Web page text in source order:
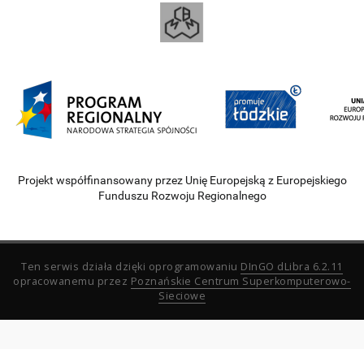
Projekt współfinansowany przez Unię Europejską z Europejskiego
Funduszu Rozwoju Regionalnego
Ten serwis działa dzięki oprogramowaniu DInGO dLibra 6.2.11
opracowanemu przez Poznańskie Centrum Superkomputerowo-
Sieciowe